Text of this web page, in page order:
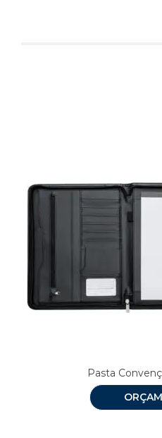
Pasta